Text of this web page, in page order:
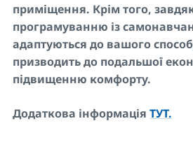
приміщення. Крім того,
програмуванню із
адаптуються до вашого
призводить до подальшої
підвищенню комфорту.
Додаткова інформація ТУТ.